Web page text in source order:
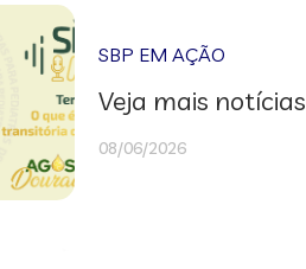
SBP EM AÇÃO
Veja mais notícias
08/06/2026